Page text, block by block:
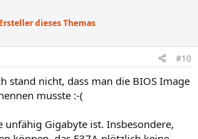
Ersteller dieses Themas
#10
stand nicht, dass man die BIOS Image
musste :-(
unfähig Gigabyte ist. Insbesondere,